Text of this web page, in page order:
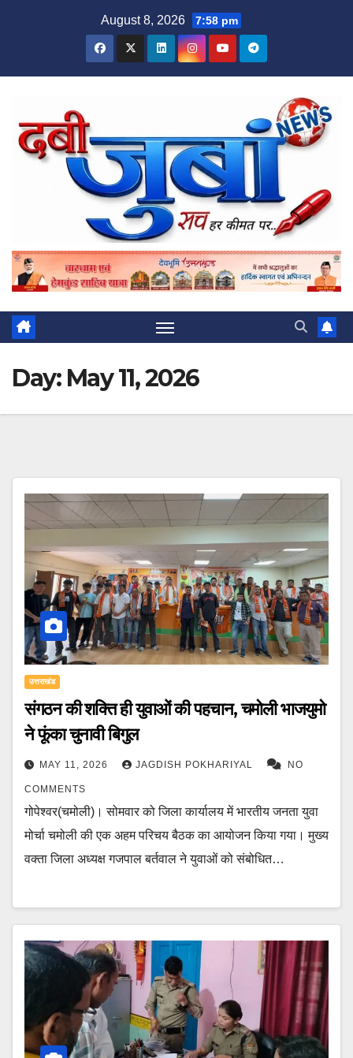
August 8, 2026 7:58 pm
Day: May 11, 2026
उत्तराखंड
संगठन की शक्ति ही युवाओं की पहचान, चमोली भाजयुमो
ने फूंका चुनावी बिगुल
MAY 11, 2026 JAGDISH POKHARIYAL NO
COMMENTS
गोपेश्वर(चमोली)। सोमवार को जिला कार्यालय में भारतीय जनता युवा
मोर्चा चमोली की एक अहम परिचय बैठक का आयोजन किया गया। मुख्य
वक्ता जिला अध्यक्ष गजपाल बर्तवाल ने युवाओं को संबोधित…